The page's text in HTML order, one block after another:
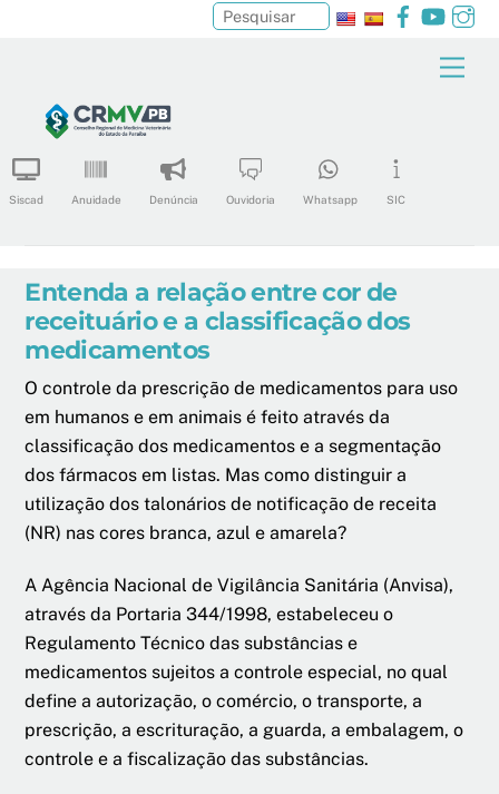
content
Facebook
Siscad Anuidade Denúncia Ouvidoria Whatsapp SIC
Pesquisar
Entenda a relação entre cor de
receituário e a classificação dos
medicamentos
O controle da prescrição de medicamentos para uso
em humanos e em animais é feito através da
classificação dos medicamentos e a segmentação
dos fármacos em listas. Mas como distinguir a
utilização dos talonários de notificação de receita
(NR) nas cores branca, azul e amarela?
A Agência Nacional de Vigilância Sanitária (Anvisa),
através da Portaria 344/1998, estabeleceu o
Regulamento Técnico das substâncias e
medicamentos sujeitos a controle especial, no qual
define a autorização, o comércio, o transporte, a
prescrição, a escrituração, a guarda, a embalagem, o
controle e a fiscalização das substâncias.